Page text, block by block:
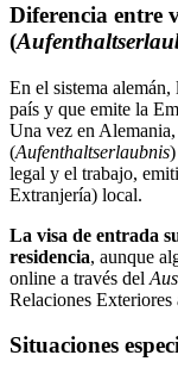
Diferencia entre
(
En el sistema
país y que emite la
Una vez en
(Aufenthaltserlaubnis
legal y el trabajo,
Extranjería) local.
La visa de entrada
residencia, aunque
online a través del
Relaciones Exteriores
Situaciones